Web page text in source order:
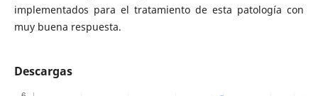
implementados para el tratamiento de esta patología con
muy buena respuesta.
Descargas